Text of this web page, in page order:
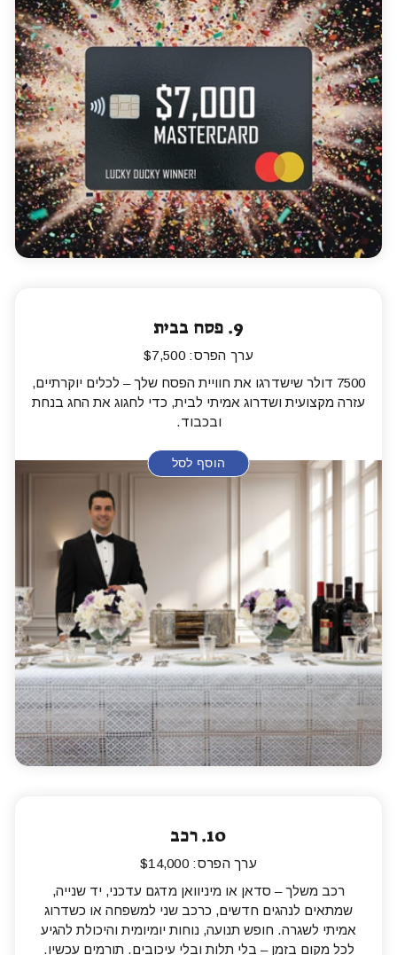
9. פסח בבית
ערך הפרס: $7,500
7500 דולר שישדרגו את חוויית הפסח שלך – לכלים יוקרתיים,
עזרה מקצועית ושדרוג אמיתי לבית, כדי לחגוג את החג בנחת
ובכבוד.
הוסף לסל
10. רכב
ערך הפרס: $14,000
רכב משלך – סדאן או מיניוואן מדגם עדכני, יד שנייה,
שמתאים לנהגים חדשים, כרכב שני למשפחה או כשדרוג
אמיתי לשגרה. חופש תנועה, נוחות יומיומית והיכולת להגיע
לכל מקום בזמן – בלי תלות ובלי עיכובים. תורמים עכשיו.